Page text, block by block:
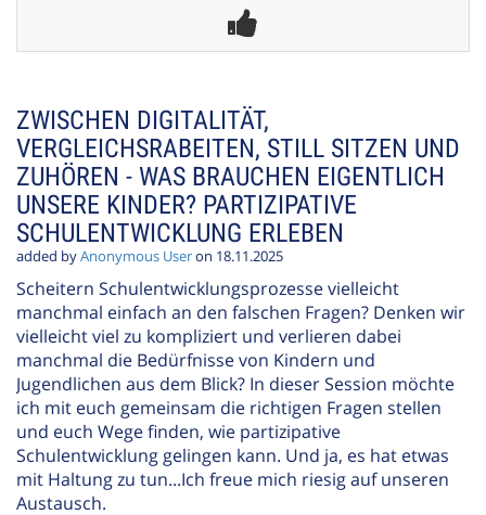
ZWISCHEN DIGITALITÄT,
VERGLEICHSRABEITEN, STILL SITZEN UND
ZUHÖREN - WAS BRAUCHEN EIGENTLICH
UNSERE KINDER? PARTIZIPATIVE
SCHULENTWICKLUNG ERLEBEN
added byAnonymous Useron 18.11.2025
Scheitern Schulentwicklungsprozesse vielleicht
manchmal einfach an den falschen Fragen? Denken wir
vielleicht viel zu kompliziert und verlieren dabei
manchmal die Bedürfnisse von Kindern und
Jugendlichen aus dem Blick? In dieser Session möchte
ich mit euch gemeinsam die richtigen Fragen stellen
und euch Wege finden, wie partizipative
Schulentwicklung gelingen kann. Und ja, es hat etwas
mit Haltung zu tun...Ich freue mich riesig auf unseren
Austausch.